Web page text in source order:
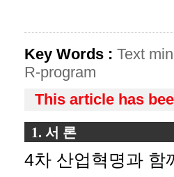
Key Words : Text
R-program
This article has
1. 서 론
4차 산업혁명과 함